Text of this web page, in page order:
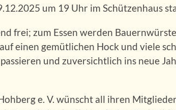
um 19 Uhr im Schützenhaus
frei; zum Essen werden
einen gemütlichen Hock und viele
und zuversichtlich ins neue
e. V. wünscht all ihren